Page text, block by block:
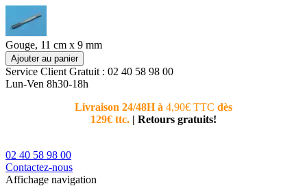
Gouge, 11 cm x 9 mm
Ajouter au panier
Service Client Gratuit : 02 40 58 98 00
Lun-Ven 8h30-18h
Livraison 24/48H à 4,90€ TTC dès
129€ ttc. | Retours gratuits!
02 40 58 98 00
Contactez-nous
Affichage navigation